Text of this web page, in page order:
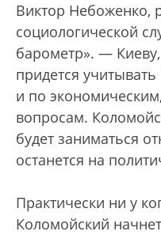
Виктор Небоженко,
социологической
барометр». —
придется
и по
вопросам.
будет заниматься
останется на
Практически ни у
Коломойский